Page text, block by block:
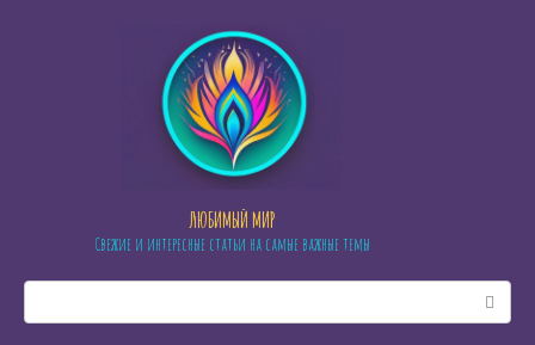
ЛЮБИМЫЙ МИР
Свежие и интересные статьи на самые важные темы